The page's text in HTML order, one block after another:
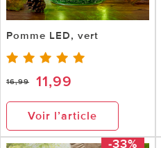
Pomme LED, vert
16,99 11,99
Voir l’article
-33%